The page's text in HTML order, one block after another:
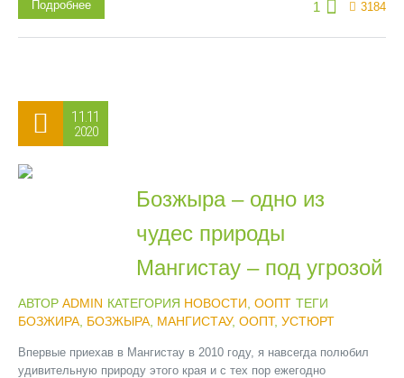
1 3184
Подробнее
11.11
2020
Бозжыра – одно из
чудес природы
Мангистау – под угрозой
АВТОР ADMIN КАТЕГОРИЯ НОВОСТИ ООПТ ТЕГИ
БОЗЖИРА БОЗЖЫРА МАНГИСТАУ, ООПТ, УСТЮРТ
Впервые приехав в Мангистау в 2010 году, я навсегда полюбил
удивительную природу этого края и с тех пор ежегодно